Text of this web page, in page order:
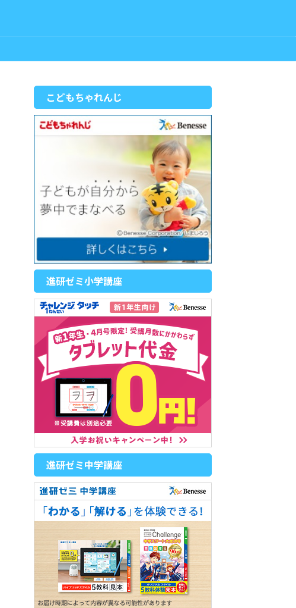
こどもちゃれんじ
進研ゼミ小学講座
進研ゼミ中学講座